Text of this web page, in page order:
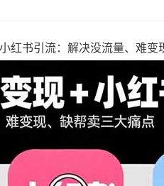
红书引流：解决没流量、难